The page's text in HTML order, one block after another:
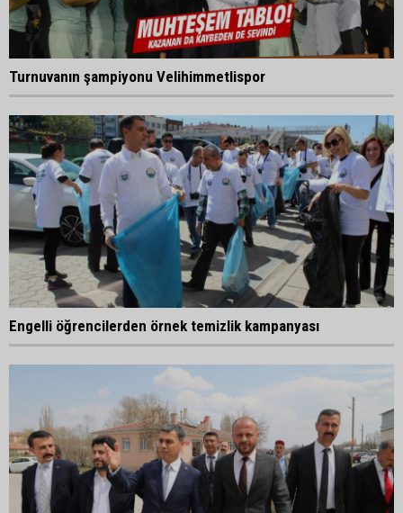
Turnuvanın şampiyonu Velihimmetlispor
Engelli öğrencilerden örnek temizlik kampanyası